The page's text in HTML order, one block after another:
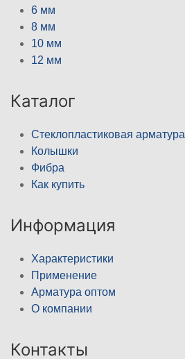
6 мм
8 мм
10 мм
12 мм
Каталог
Стеклопластиковая арматура
Колышки
Фибра
Как купить
Информация
Характеристики
Применение
Арматура оптом
О компании
Контакты